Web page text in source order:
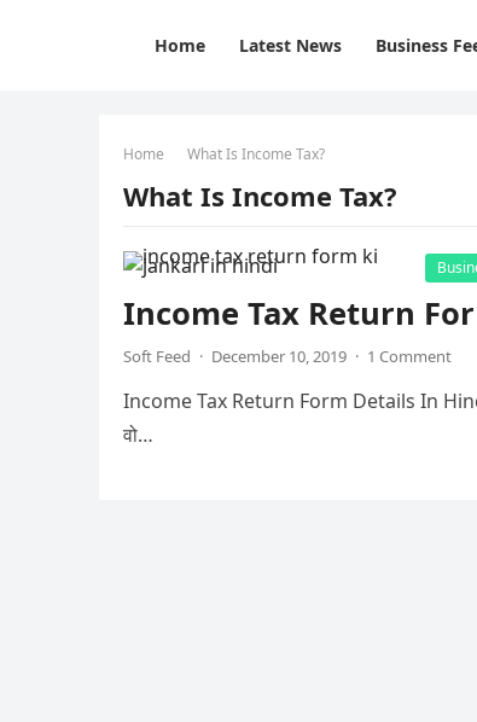
Home Latest News Business
Home What Is Income Tax?
What Is Income Tax?
Income Tax Return
Soft Feed · December 10, 2019 · 1 Comment
Income Tax Return Form Details In Hindi
वो…